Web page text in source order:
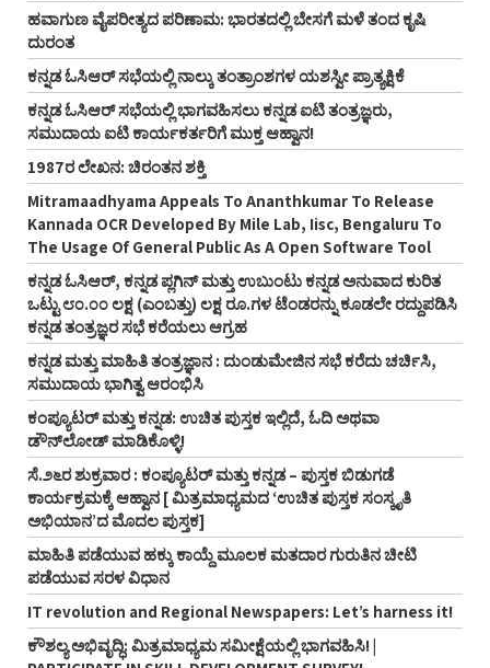
ಹವಾಗುಣ ವೈಪರೀತ್ಯದ ಪರಿಣಾಮ: ಭಾರತದಲ್ಲಿ ಬೇಸಗೆ ಮಳೆ ತಂದ ಕೃಷಿ
ದುರಂತ
ಕನ್ನಡ ಓಸಿಆರ್‌ ಸಭೆಯಲ್ಲಿ ನಾಲ್ಕು ತಂತ್ರಾಂಶಗಳ ಯಶಸ್ವೀ ಪ್ರಾತ್ಯಕ್ಷಿಕೆ
ಕನ್ನಡ ಓಸಿಆರ್‌ ಸಭೆಯಲ್ಲಿ ಭಾಗವಹಿಸಲು ಕನ್ನಡ ಐಟಿ ತಂತ್ರಜ್ಞರು,
ಸಮುದಾಯ ಐಟಿ ಕಾರ್ಯಕರ್ತರಿಗೆ ಮುಕ್ತ ಆಹ್ವಾನ!
1987ರ ಲೇಖನ: ಚಿರಂತನ ಶಕ್ತಿ
Mitramaadhyama Appeals To Ananthkumar To Release
Kannada OCR Developed By Mile Lab, Iisc, Bengaluru To
The Usage Of General Public As A Open Software Tool
ಕನ್ನಡ ಓಸಿಆರ್‌, ಕನ್ನಡ ಪ್ಲಗಿನ್‌ ಮತ್ತು ಉಬುಂಟು ಕನ್ನಡ ಅನುವಾದ ಕುರಿತ
ಒಟ್ಟು ೮೦.೦೦ ಲಕ್ಷ (ಎಂಬತ್ತು) ಲಕ್ಷ ರೂ.ಗಳ ಟೆಂಡರನ್ನು ಕೂಡಲೇ ರದ್ದುಪಡಿಸಿ
ಕನ್ನಡ ತಂತ್ರಜ್ಞರ ಸಭೆ ಕರೆಯಲು ಆಗ್ರಹ
ಕನ್ನಡ ಮತ್ತು ಮಾಹಿತಿ ತಂತ್ರಜ್ಞಾನ : ದುಂಡುಮೇಜಿನ ಸಭೆ ಕರೆದು ಚರ್ಚಿಸಿ,
ಸಮುದಾಯ ಭಾಗಿತ್ವ ಆರಂಭಿಸಿ
ಕಂಪ್ಯೂಟರ್‌ ಮತ್ತು ಕನ್ನಡ: ಉಚಿತ ಪುಸ್ತಕ ಇಲ್ಲಿದೆ, ಓದಿ ಅಥವಾ
ಡೌನ್‌ಲೋಡ್‌ ಮಾಡಿಕೊಳ್ಳಿ!
ಸೆ.೨೬ರ ಶುಕ್ರವಾರ : ಕಂಪ್ಯೂಟರ್‌ ಮತ್ತು ಕನ್ನಡ – ಪುಸ್ತಕ ಬಿಡುಗಡೆ
ಕಾರ್ಯಕ್ರಮಕ್ಕೆ ಆಹ್ವಾನ [ ಮಿತ್ರಮಾಧ್ಯಮದ ‘ಉಚಿತ ಪುಸ್ತಕ ಸಂಸ್ಕೃತಿ
ಅಭಿಯಾನ’ದ ಮೊದಲ ಪುಸ್ತಕ]
ಮಾಹಿತಿ ಪಡೆಯುವ ಹಕ್ಕು ಕಾಯ್ದೆ ಮೂಲಕ ಮತದಾರ ಗುರುತಿನ ಚೀಟಿ
ಪಡೆಯುವ ಸರಳ ವಿಧಾನ
IT revolution and Regional Newspapers: Let’s harness it!
ಕೌಶಲ್ಯ ಅಭಿವೃದ್ಧಿ: ಮಿತ್ರಮಾಧ್ಯಮ ಸಮೀಕ್ಷೆಯಲ್ಲಿ ಭಾಗವಹಿಸಿ! |